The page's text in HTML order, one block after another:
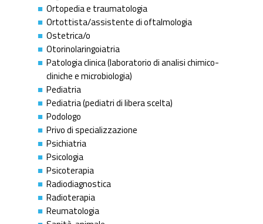
Ortopedia e traumatologia
Ortottista/assistente di oftalmologia
Ostetrica/o
Otorinolaringoiatria
Patologia clinica (laboratorio di analisi chimico-
cliniche e microbiologia)
Pediatria
Pediatria (pediatri di libera scelta)
Podologo
Privo di specializzazione
Psichiatria
Psicologia
Psicoterapia
Radiodiagnostica
Radioterapia
Reumatologia